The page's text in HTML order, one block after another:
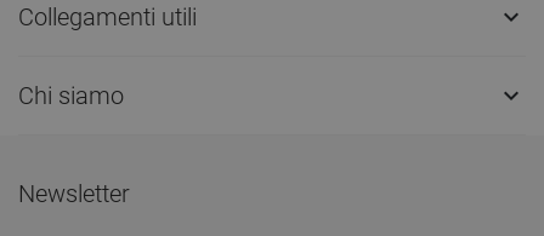
Collegamenti utili 
Chi siamo 
Newsletter